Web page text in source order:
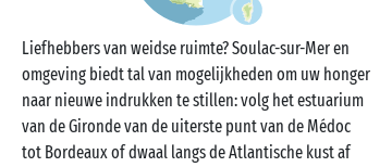
Liefhebbers van weidse ruimte? Soulac-sur-Mer en
omgeving biedt tal van mogelijkheden om uw honger
naar nieuwe indrukken te stillen: volg het estuarium
van de Gironde van de uiterste punt van de Médoc
tot Bordeaux of dwaal langs de Atlantische kust af